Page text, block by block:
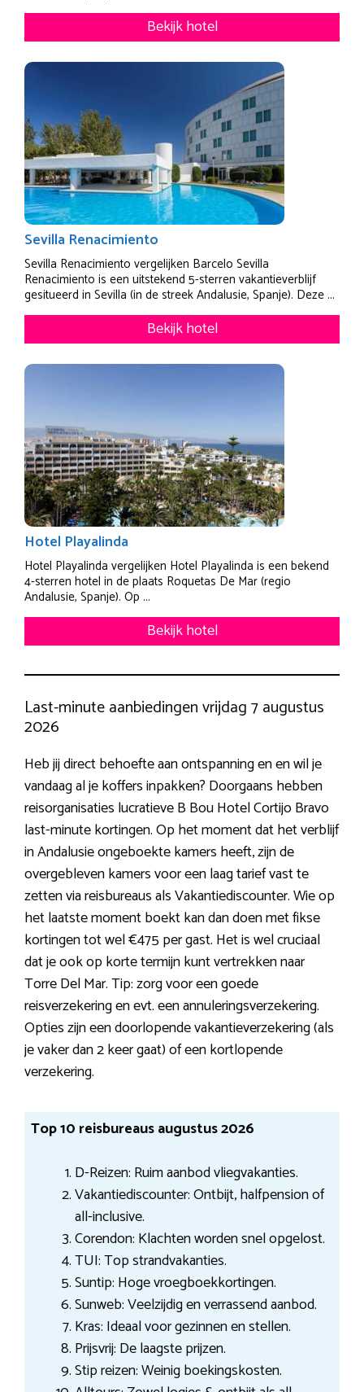
Bekijk hotel
Sevilla Renacimiento
Sevilla Renacimiento vergelijken Barcelo Sevilla
Renacimiento is een uitstekend 5-sterren vakantieverblijf
gesitueerd in Sevilla (in de streek Andalusie, Spanje). Deze ...
Bekijk hotel
Hotel Playalinda
Hotel Playalinda vergelijken Hotel Playalinda is een bekend
4-sterren hotel in de plaats Roquetas De Mar (regio
Andalusie, Spanje). Op ...
Bekijk hotel
Last-minute aanbiedingen vrijdag 7 augustus
2026
Heb jij direct behoefte aan ontspanning en en wil je
vandaag al je koffers inpakken? Doorgaans hebben
reisorganisaties lucratieve B Bou Hotel Cortijo Bravo
last-minute kortingen. Op het moment dat het verblijf
in Andalusie ongeboekte kamers heeft, zijn de
overgebleven kamers voor een laag tarief vast te
zetten via reisbureaus als Vakantiediscounter. Wie op
het laatste moment boekt kan dan doen met fikse
kortingen tot wel €475 per gast. Het is wel cruciaal
dat je ook op korte termijn kunt vertrekken naar
Torre Del Mar. Tip: zorg voor een goede
reisverzekering en evt. een annuleringsverzekering.
Opties zijn een doorlopende vakantieverzekering (als
je vaker dan 2 keer gaat) of een kortlopende
verzekering.
Top 10 reisbureaus augustus 2026
D-Reizen: Ruim aanbod vliegvakanties.
Vakantiediscounter: Ontbijt, halfpension of
all-inclusive.
Corendon: Klachten worden snel opgelost.
TUI: Top strandvakanties.
Suntip: Hoge vroegboekkortingen.
Sunweb: Veelzijdig en verrassend aanbod.
Kras: Ideaal voor gezinnen en stellen.
Prijsvrij: De laagste prijzen.
Stip reizen: Weinig boekingskosten.